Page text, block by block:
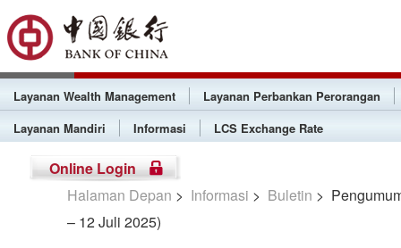
Layanan Wealth Management
Layanan Perbankan Perorangan
Layanan Mandiri
Informasi LCS Exchange Rate
Online Login
Halaman Depan > Informasi > Buletin >
– 12 Juli 2025)